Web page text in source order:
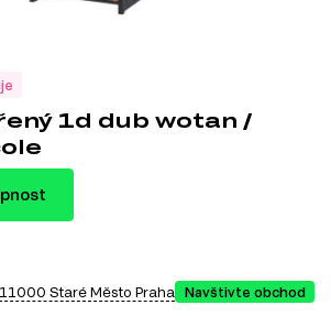
1d dub wotan /
11000 Staré Město Praha Navštivte obchod